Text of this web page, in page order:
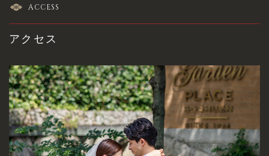
ACCESS
アクセス